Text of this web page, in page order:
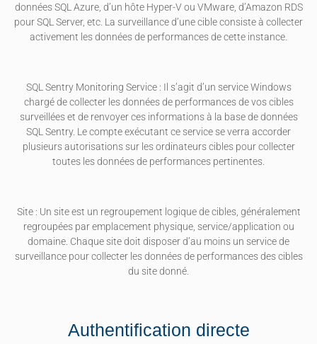
données SQL Azure, d’un hôte Hyper-V ou VMware, d’Amazon RDS
pour SQL Server, etc. La surveillance d’une cible consiste à collecter
activement les données de performances de cette instance.
SQL Sentry Monitoring Service : Il s’agit d’un service Windows
chargé de collecter les données de performances de vos cibles
surveillées et de renvoyer ces informations à la base de données
SQL Sentry. Le compte exécutant ce service se verra accorder
plusieurs autorisations sur les ordinateurs cibles pour collecter
toutes les données de performances pertinentes.
Site : Un site est un regroupement logique de cibles, généralement
regroupées par emplacement physique, service/application ou
domaine. Chaque site doit disposer d’au moins un service de
surveillance pour collecter les données de performances des cibles
du site donné.
Authentification directe